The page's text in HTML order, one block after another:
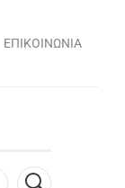
ΕΠΙΚΟΙΝΩΝΙΑ